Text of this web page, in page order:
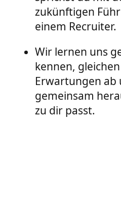
zukünftigen
einem Recruiter.
Wir lernen uns
kennen,
Erwartungen ab
gemeinsam
zu dir passt.